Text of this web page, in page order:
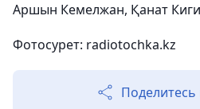
Аршын Кемелжан, Қанат
Фотосурет: radiotochka.kz